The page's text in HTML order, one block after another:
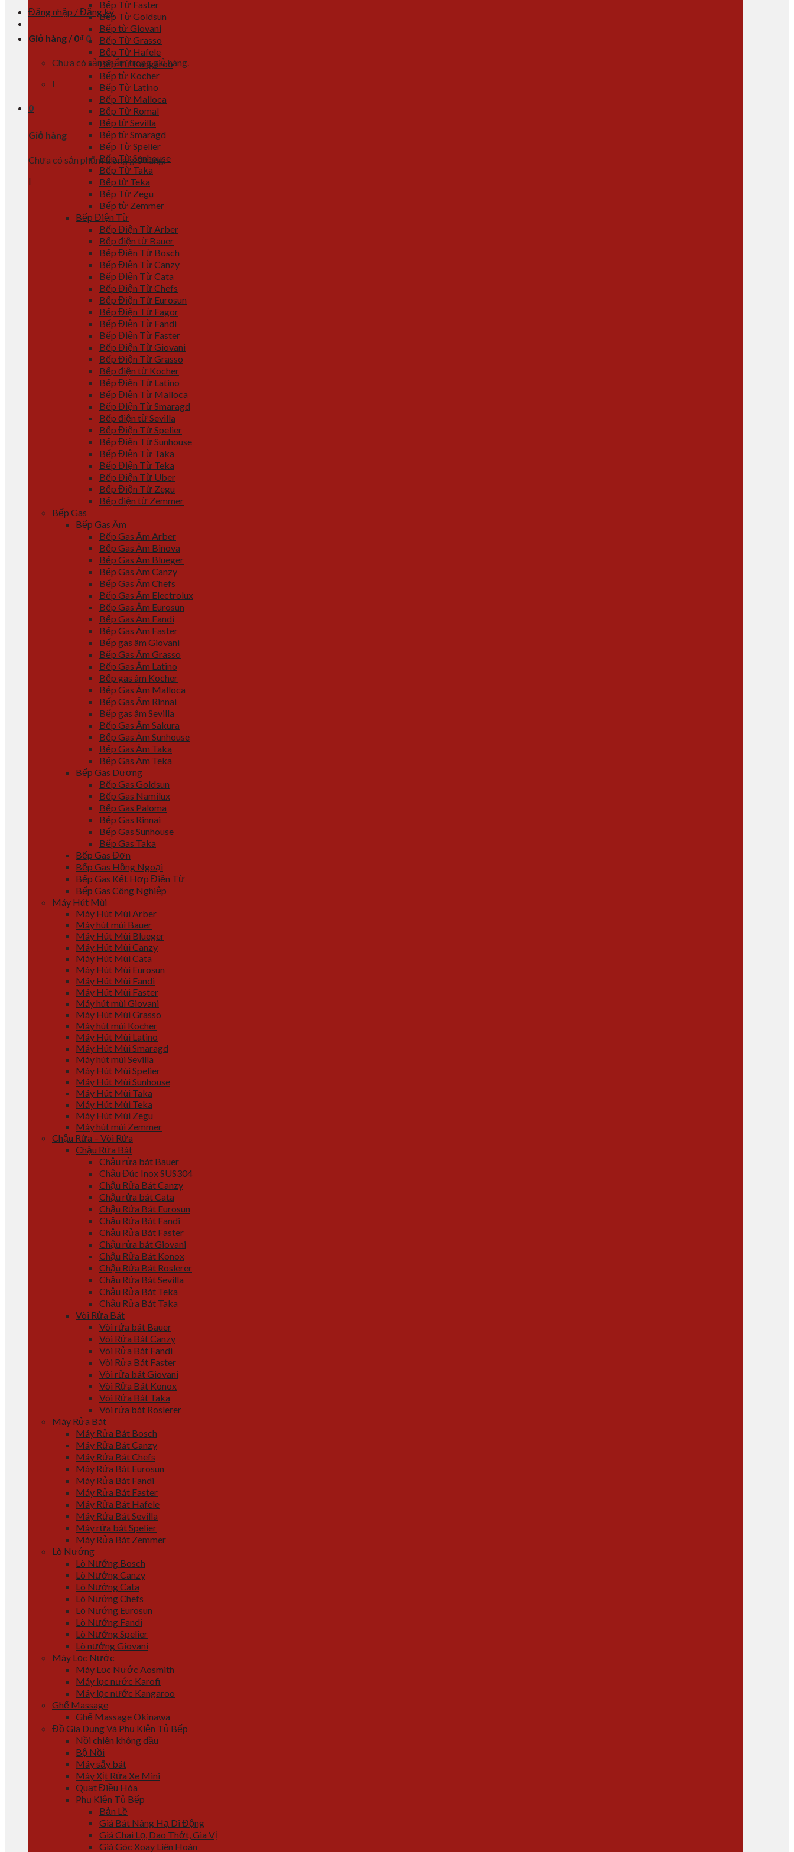
Đăng nhập / Đăng ký
Giỏ hàng / 0₫ 0
Chưa có sản phẩm trong giỏ hàng.
l
0
Giỏ hàng
Chưa có sản phẩm trong giỏ hàng.
l
Bếp Từ Faster
Bếp Từ Goldsun
Bếp từ Giovani
Bếp Từ Grasso
Bếp Từ Hafele
Bếp Từ Kangaroo
Bếp từ Kocher
Bếp Từ Latino
Bếp Từ Malloca
Bếp Từ Romal
Bếp từ Sevilla
Bếp từ Smaragd
Bếp Từ Spelier
Bếp Từ Sunhouse
Bếp Từ Taka
Bếp từ Teka
Bếp Từ Zegu
Bếp từ Zemmer
Bếp Điện Từ
Bếp Điện Từ Arber
Bếp điện từ Bauer
Bếp Điện Từ Bosch
Bếp Điện Từ Canzy
Bếp Điện Từ Cata
Bếp Điện Từ Chefs
Bếp Điện Từ Eurosun
Bếp Điện Từ Fagor
Bếp Điện Từ Fandi
Bếp Điện Từ Faster
Bếp Điện Từ Giovani
Bếp Điện Từ Grasso
Bếp điện từ Kocher
Bếp Điện Từ Latino
Bếp Điện Từ Malloca
Bếp Điện Từ Smaragd
Bếp điện từ Sevilla
Bếp Điện Từ Spelier
Bếp Điện Từ Sunhouse
Bếp Điện Từ Taka
Bếp Điện Từ Teka
Bếp Điện Từ Uber
Bếp Điện Từ Zegu
Bếp điện từ Zemmer
Bếp Gas
Bếp Gas Âm
Bếp Gas Âm Arber
Bếp Gas Âm Binova
Bếp Gas Âm Blueger
Bếp Gas Âm Canzy
Bếp Gas Âm Chefs
Bếp Gas Âm Electrolux
Bếp Gas Âm Eurosun
Bếp Gas Âm Fandi
Bếp Gas Âm Faster
Bếp gas âm Giovani
Bếp Gas Âm Grasso
Bếp Gas Âm Latino
Bếp gas âm Kocher
Bếp Gas Âm Malloca
Bếp Gas Âm Rinnai
Bếp gas âm Sevilla
Bếp Gas Âm Sakura
Bếp Gas Âm Sunhouse
Bếp Gas Âm Taka
Bếp Gas Âm Teka
Bếp Gas Dương
Bếp Gas Goldsun
Bếp Gas Namilux
Bếp Gas Paloma
Bếp Gas Rinnai
Bếp Gas Sunhouse
Bếp Gas Taka
Bếp Gas Đơn
Bếp Gas Hồng Ngoại
Bếp Gas Kết Hợp Điện Từ
Bếp Gas Công Nghiệp
Máy Hút Mùi
Máy Hút Mùi Arber
Máy hút mùi Bauer
Máy Hút Mùi Blueger
Máy Hút Mùi Canzy
Máy Hút Mùi Cata
Máy Hút Mùi Eurosun
Máy Hút Mùi Fandi
Máy Hút Mùi Faster
Máy hút mùi Giovani
Máy Hút Mùi Grasso
Máy hút mùi Kocher
Máy Hút Mùi Latino
Máy Hút Mùi Smaragd
Máy hút mùi Sevilla
Máy Hút Mùi Spelier
Máy Hút Mùi Sunhouse
Máy Hút Mùi Taka
Máy Hút Mùi Teka
Máy Hút Mùi Zegu
Máy hút mùi Zemmer
Chậu Rửa – Vòi Rửa
Chậu Rửa Bát
Chậu rửa bát Bauer
Chậu Đúc Inox SUS304
Chậu Rửa Bát Canzy
Chậu rửa bát Cata
Chậu Rửa Bát Eurosun
Chậu Rửa Bát Fandi
Chậu Rửa Bát Faster
Chậu rửa bát Giovani
Chậu Rửa Bát Konox
Chậu Rửa Bát Roslerer
Chậu Rửa Bát Sevilla
Chậu Rửa Bát Teka
Chậu Rửa Bát Taka
Vòi Rửa Bát
Vòi rửa bát Bauer
Vòi Rửa Bát Canzy
Vòi Rửa Bát Fandi
Vòi Rửa Bát Faster
Vòi rửa bát Giovani
Vòi Rửa Bát Konox
Vòi Rửa Bát Taka
Vòi rửa bát Roslerer
Máy Rửa Bát
Máy Rửa Bát Bosch
Máy Rửa Bát Canzy
Máy Rửa Bát Chefs
Máy Rửa Bát Eurosun
Máy Rửa Bát Fandi
Máy Rửa Bát Faster
Máy Rửa Bát Hafele
Máy Rửa Bát Sevilla
Máy rửa bát Spelier
Máy Rửa Bát Zemmer
Lò Nướng
Lò Nướng Bosch
Lò Nướng Canzy
Lò Nướng Cata
Lò Nướng Chefs
Lò Nướng Eurosun
Lò Nướng Fandi
Lò Nướng Spelier
Lò nướng Giovani
Máy Lọc Nước
Máy Lọc Nước Aosmith
Máy lọc nước Karofi
Máy lọc nước Kangaroo
Ghế Massage
Ghế Massage Okinawa
Đồ Gia Dụng Và Phụ Kiện Tủ Bếp
Nồi chiên không dầu
Bộ Nồi
Máy sấy bát
Máy Xịt Rửa Xe Mini
Quạt Điều Hòa
Phụ Kiện Tủ Bếp
Bản Lề
Giá Bát Nâng Hạ Di Động
Giá Chai Lọ, Dao Thớt, Gia Vị
Giá Góc Xoay Liên Hoàn